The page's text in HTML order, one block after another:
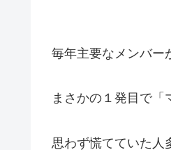
毎年主要なメンバー
まさかの１発目で「
思わず慌てていた人